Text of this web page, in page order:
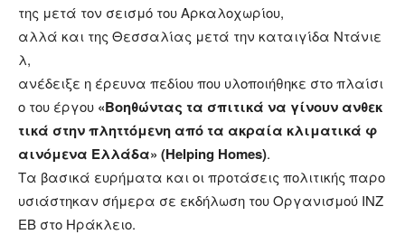
της μετά τον σεισμό του Αρκαλοχωρίου,
αλλά και της Θεσσαλίας μετά την καταιγίδα Ντάνιε
λ,
ανέδειξε η έρευνα πεδίου που υλοποιήθηκε στο πλαίσι
ο του έργου «Βοηθώντας τα σπιτικά να γίνουν ανθεκ
τικά στηνπληττόμενη από τα ακραία κλιματικά φ
αινόμενα Ελλάδα» (Helping Homes).
Τα βασικά ευρήματα και οι προτάσεις πολιτικής παρο
υσιάστηκαν σήμερα σε εκδήλωση του Οργανισμού INZ
EB στο Ηράκλειο.